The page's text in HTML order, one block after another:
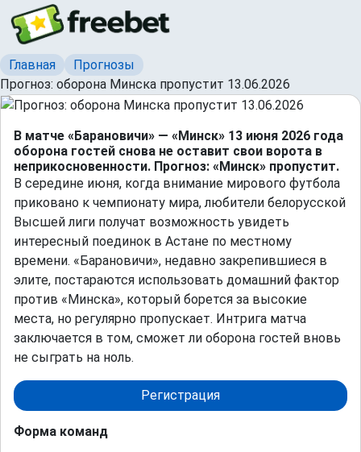
Главная
Прогнозы
Прогноз: оборона Минска пропустит 13.06.2026
В матче «Барановичи» — «Минск» 13 июня 2026 года
оборона гостей снова не оставит свои ворота в
неприкосновенности. Прогноз: «Минск» пропустит.
В середине июня, когда внимание мирового футбола
приковано к чемпионату мира, любители белорусской
Высшей лиги получат возможность увидеть
интересный поединок в Астане по местному
времени. «Барановичи», недавно закрепившиеся в
элите, постараются использовать домашний фактор
против «Минска», который борется за высокие
места, но регулярно пропускает. Интрига матча
заключается в том, сможет ли оборона гостей вновь
не сыграть на ноль.
Регистрация
Форма команд